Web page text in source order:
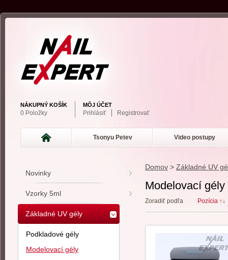
NÁKUPNÝ KOŠÍK
0 Položky
MÔJ ÚČET
Prihlásiť Registrovať
Tsonyu Petev Video postupy
Domov > Základné UV
Modelovací gély
Zoradiť podľa Pozícia ↑↓
Novinky
Vzorky 5ml
Základné UV gély
Podkladové gély
Modelovací gély